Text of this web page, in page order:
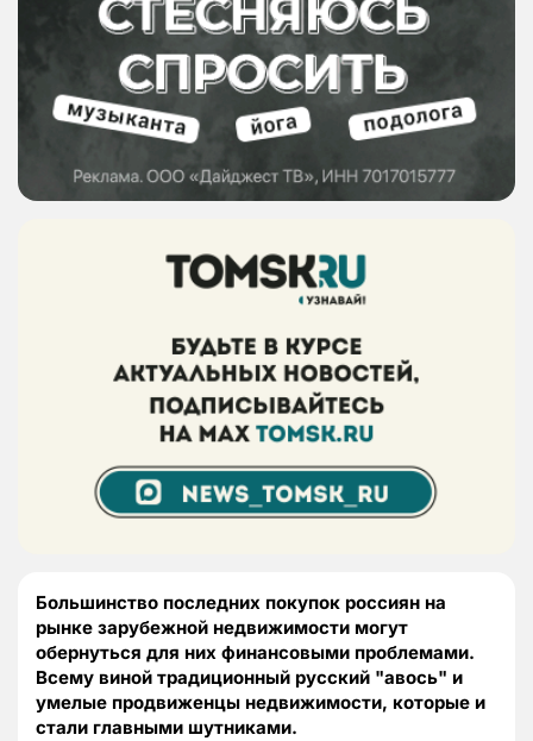
Большинство последних покупок россиян на
рынке зарубежной недвижимости могут
обернуться для них финансовыми проблемами.
Всему виной традиционный русский "авось" и
умелые продвиженцы недвижимости, которые и
стали главными шутниками.